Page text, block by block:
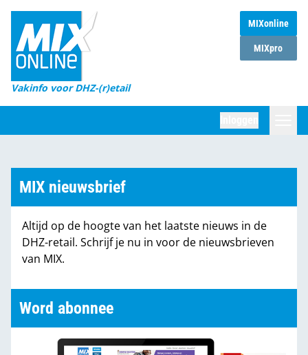
MIXonline
MIXpro
Vakinfo voor DHZ-(r)etail
Home
Magazines
DHZ Sessie
Marktcijfers
Partners
MIX nieuwsbrief
Altijd op de hoogte van het laatste nieuws in de
DHZ-retail. Schrijf je nu in voor de nieuwsbrieven
van MIX.
Word abonnee